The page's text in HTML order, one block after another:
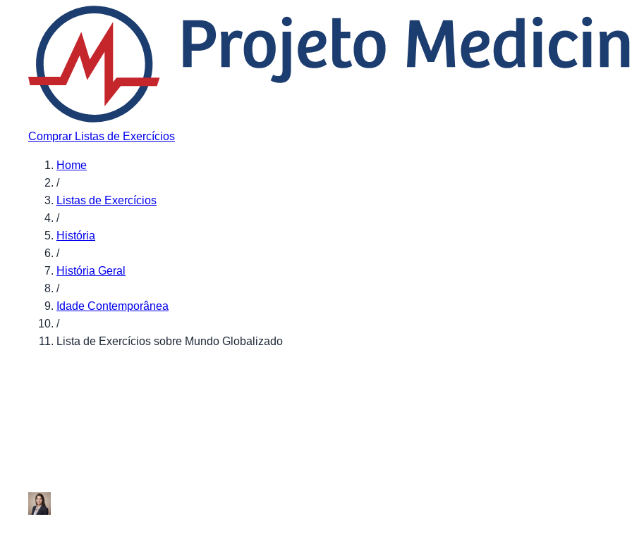
Pular para o conteúdo
Comprar Listas de Exercícios
Home
/
Listas de Exercícios
/
História
/
História Geral
/
Idade Contemporânea
/
Lista de Exercícios sobre Mundo Globalizado